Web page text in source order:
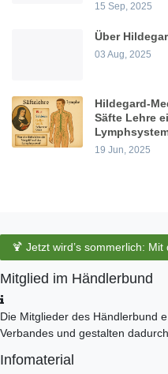
15 Sep, 2025
Über
03 Aug, 2025
Hildegard-
Säfte Lehre
19 Jun, 2025
Mitglied im Händlerbund
Die Mitglieder des Händlerbund
Verbandes und gestalten
Infomaterial